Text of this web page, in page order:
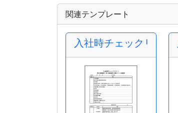
関連テンプレート
入社時チェックリスト